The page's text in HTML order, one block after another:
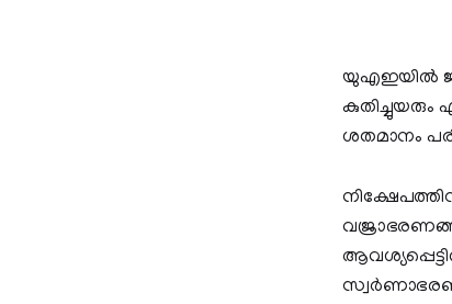
യുഎഇയില്‍
കുതിച്ചുയരും
ശതമാനം